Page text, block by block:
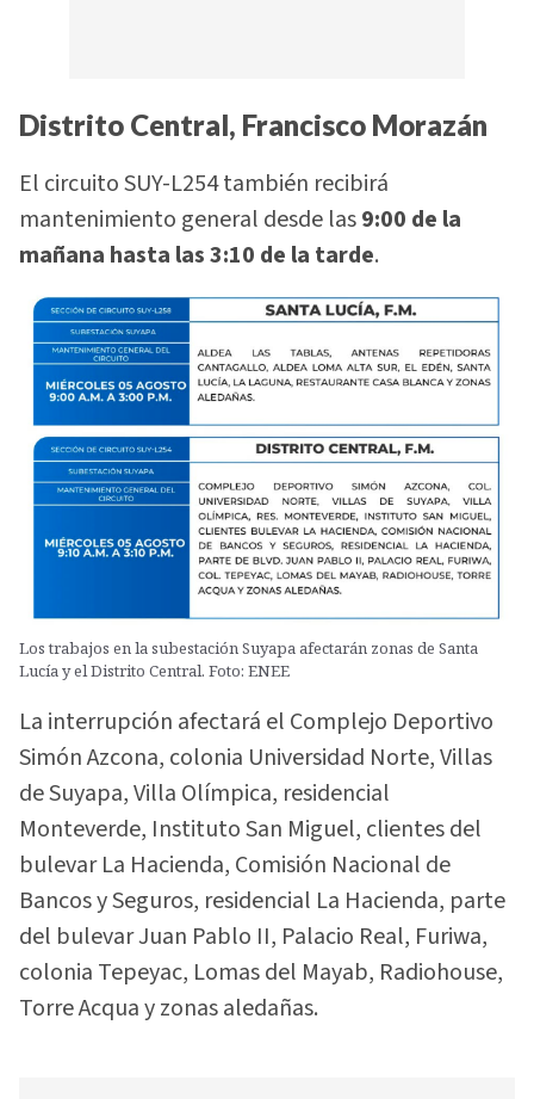
Distrito Central, Francisco Morazán
El circuito SUY-L254 también recibirá
mantenimiento general desde las9:00 de la
mañana hasta las 3:10 de la tarde.
Los trabajos en la subestación Suyapa afectarán zonas de Santa
Lucía y el Distrito Central. Foto: ENEE
La interrupción afectará el Complejo Deportivo
Simón Azcona, colonia Universidad Norte, Villas
de Suyapa, Villa Olímpica, residencial
Monteverde, Instituto San Miguel, clientes del
bulevar La Hacienda, Comisión Nacional de
Bancos y Seguros, residencial La Hacienda, parte
del bulevar Juan Pablo II, Palacio Real, Furiwa,
colonia Tepeyac, Lomas del Mayab, Radiohouse,
Torre Acqua y zonas aledañas.